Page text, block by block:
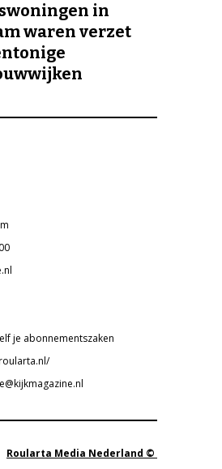
in
waren verzet
je abonnementszaken
Roularta Media Nederland ©